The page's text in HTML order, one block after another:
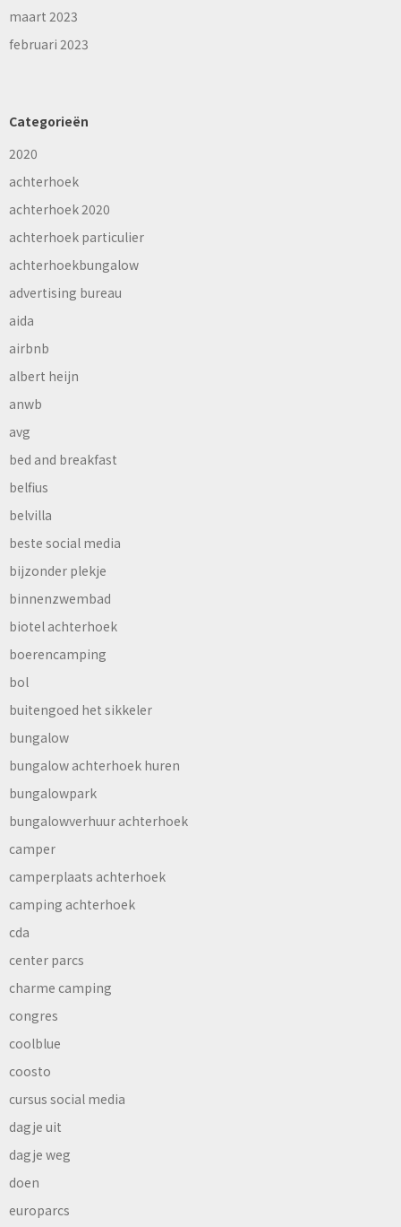
maart 2023
februari 2023
Categorieën
2020
achterhoek
achterhoek 2020
achterhoek particulier
achterhoekbungalow
advertising bureau
aida
airbnb
albert heijn
anwb
avg
bed and breakfast
belfius
belvilla
beste social media
bijzonder plekje
binnenzwembad
biotel achterhoek
boerencamping
bol
buitengoed het sikkeler
bungalow
bungalow achterhoek huren
bungalowpark
bungalowverhuur achterhoek
camper
camperplaats achterhoek
camping achterhoek
cda
center parcs
charme camping
congres
coolblue
coosto
cursus social media
dagje uit
dagje weg
doen
europarcs